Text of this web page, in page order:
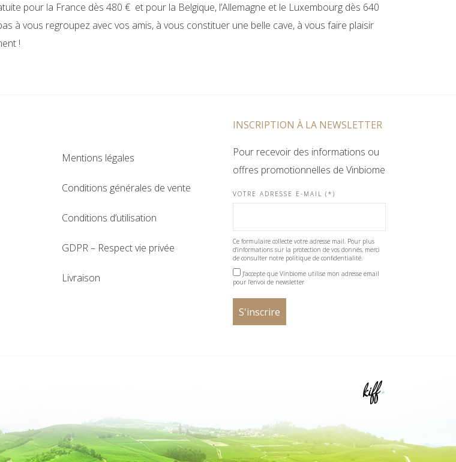
pour la France dès 480 € et pour la Belgique, l’Allemagne et le Luxembourg dès 640
à vous regroupez avec vos amis, à vous constituer une belle cave, à vous faire plaisir
!
Mentions légales
Conditions générales de vente
Conditions d’utilisation
GDPR – Respect vie privée
Livraison
INSCRIPTION À LA NEWSLETTER
Pour recevoir des informations ou
offres promotionnelles de Vinbiome
VOTRE ADRESSE E-MAIL (*)
Ce formulaire collecte votre adresse mail. Pour plus
d'informations sur la protection de vos donnés, merci
de consulter notre politique de confidentialité.
J'accepte que Vinbiome utilise mon adresse email
pour l'envoi de newsletter